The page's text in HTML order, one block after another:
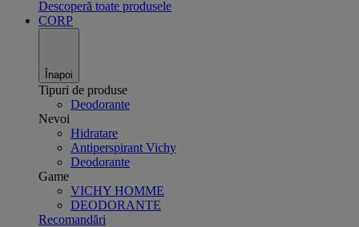
Descoperă toate produsele
CORP
Înapoi
Tipuri de produse
Deodorante
Nevoi
Hidratare
Antiperspirant Vichy
Deodorante
Game
VICHY HOMME
DEODORANTE
Recomandări